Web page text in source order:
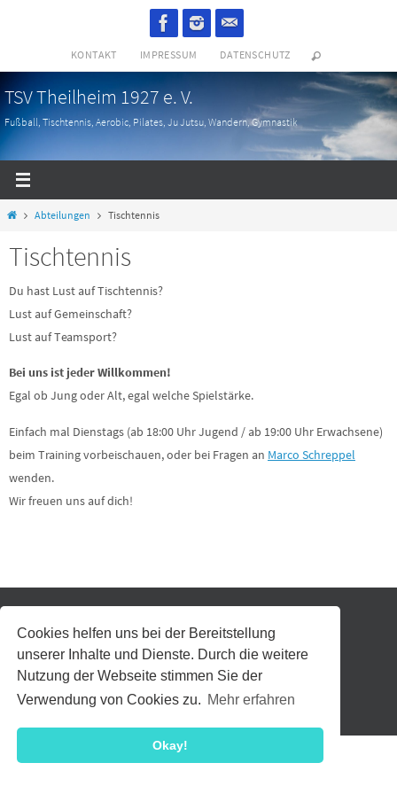
Cookies helfen uns bei der Bereitstellung
unserer Inhalte und Dienste. Durch die weitere
Nutzung der Webseite stimmen Sie der
Verwendung von Cookies zu. Mehr erfahren
Okay!
KONTAKT IMPRESSUM DATENSCHUTZ
TSV Theilheim 1927 e. V.
Fußball, Tischtennis, Aerobic, Pilates, Ju Jutsu, Wandern, Gymnastik
StartAbteilungen Tischtennis
Tischtennis
Du hast Lust auf Tischtennis?
Lust auf Gemeinschaft?
Lust auf Teamsport?
Bei uns ist jeder Willkommen!
Egal ob Jung oder Alt, egal welche Spielstärke.
Einfach mal Dienstags (ab 18:00 Uhr Jugend / ab 19:00 Uhr Erwachsene)
beim Training vorbeischauen, oder bei Fragen an Marco Schreppel
wenden.
Wir freuen uns auf dich!
EDITOR
© TSV Theilheim 1927 e. V.